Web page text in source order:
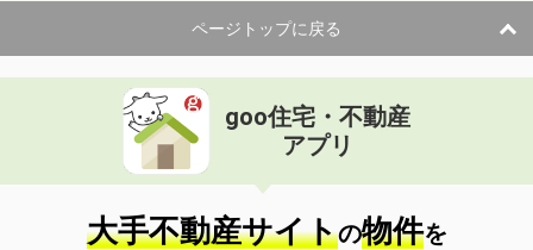
ページトップに戻る
goo住宅・不動産
アプリ
大手不動産サイトの物件を